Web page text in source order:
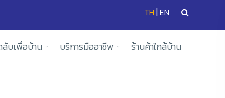
TH |EN
ลับเพื่อบ้าน บริการมืออาชีพ ร้านค้าใกล้บ้าน